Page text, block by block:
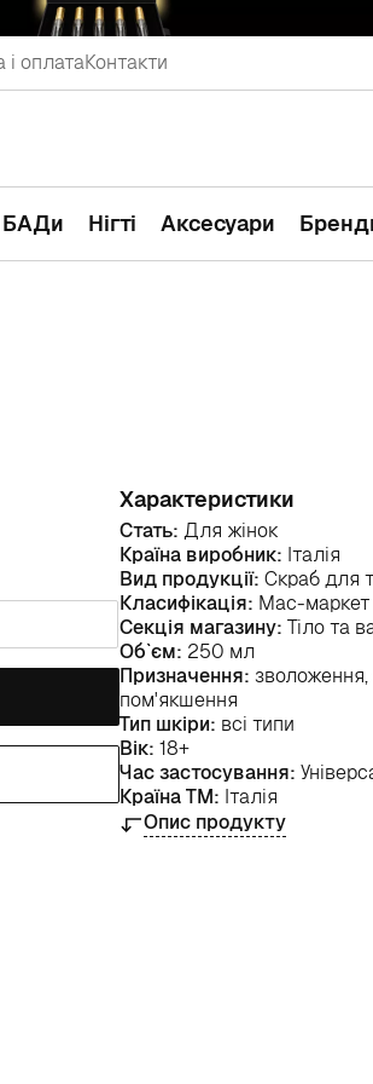
і оплатаКонтакти
БАДи Нігті Аксесуари
Характеристики
Стать: Для жінок
Країна виробник: Італія
Вид продукції: Скраб для
Класифікація: Мас-маркет
Секція магазину: Тіло та
Об`єм: 250 мл
Призначення:
пом'якшення
Тип шкіри: всі типи
Вік: 18+
Час застосування:
Країна ТМ: Італія
Опис продукту